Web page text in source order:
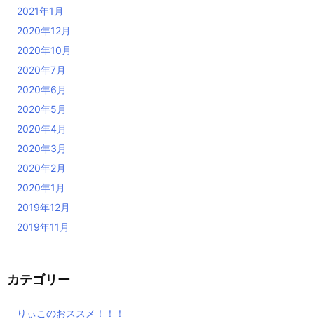
2021年1月
2020年12月
2020年10月
2020年7月
2020年6月
2020年5月
2020年4月
2020年3月
2020年2月
2020年1月
2019年12月
2019年11月
カテゴリー
りぃこのおススメ！！！